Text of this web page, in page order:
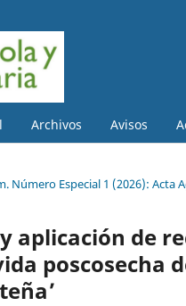
Archivos Avisos
Número Especial 1 (2026): Acta
aplicación de
poscosecha